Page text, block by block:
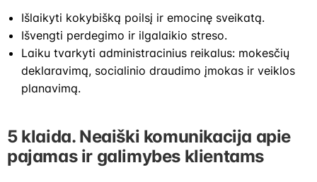
Išlaikyti kokybišką poilsį ir emocinę sveikatą.
Išvengti perdegimo ir ilgalaikio streso.
Laiku tvarkyti administracinius reikalus: mokesčių
deklaravimą, socialinio draudimo įmokas ir veiklos
planavimą.
5 klaida. Neaiški komunikacija apie
pajamas ir galimybes klientams